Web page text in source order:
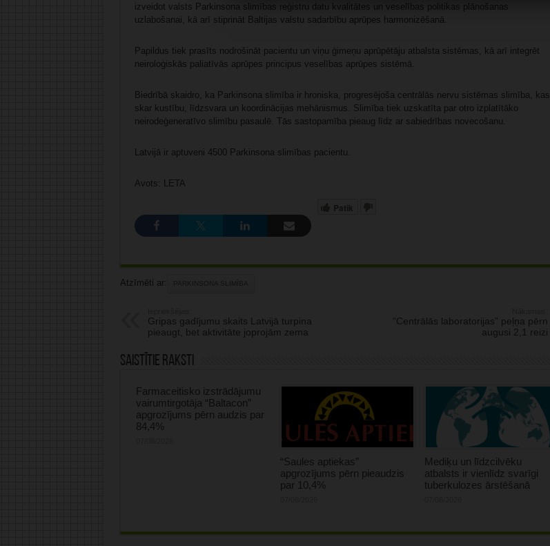
izveidot valsts Parkinsona slimības reģistru datu kvalitātes un veselības politikas plānošanas
uzlabošanai, kā arī stiprināt Baltijas valstu sadarbību aprūpes harmonizēšanā.
Papildus tiek prasīts nodrošināt pacientu un viņu ģimeņu aprūpētāju atbalsta sistēmas, kā arī integrēt
neiroloģiskās paliatīvās aprūpes principus veselības aprūpes sistēmā.
Biedrībā skaidro, ka Parkinsona slimība ir hroniska, progresējoša centrālās nervu sistēmas slimība, kas
skar kustību, līdzsvara un koordinācijas mehānismus. Slimība tiek uzskatīta par otro izplatītāko
neirodeģeneratīvo slimību pasaulē. Tās sastopamība pieaug līdz ar sabiedrības novecošanu.
Latvijā ir aptuveni 4500 Parkinsona slimības pacientu.
Avots: LETA
Patīk
Atzīmēti ar: PARKINSONA SLIMĪBA
Gripas gadījumu skaits Latvijā turpina
pieaugt, bet aktivitāte joprojām zema
“Centrālās laboratorijas” peļņa pērn
augusi 2,1 reizi
Saistītie raksti
Farmaceitisko izstrādājumu
vairumtirgotāja “Baltacon”
apgrozījums pērn audzis par
84,4%
“Saules aptiekas”
apgrozījums pērn pieaudzis
par 10,4%
Mediķu un līdzcilvēku
atbalsts ir vienlīdz svarīgi
tuberkulozes ārstēšanā